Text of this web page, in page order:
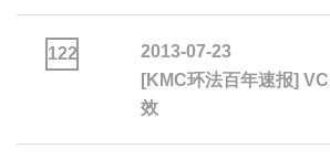
122
2013-07-23
[KMC环法百年速报]
效